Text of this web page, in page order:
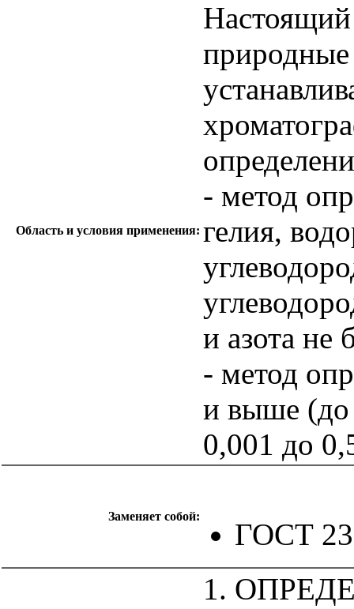
Область и условия применения:
Настоящий
природные
- метод
гелия,
и азота не
- метод
и выше (до
0,001 до
Заменяет собой:
ГОСТ
1.